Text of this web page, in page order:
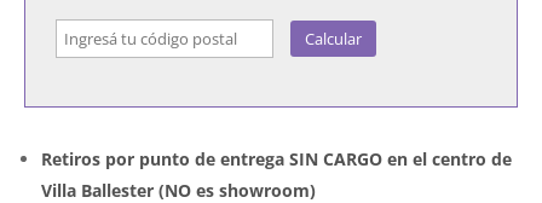
Calcular
Retiros por punto de entrega SIN CARGO en el centro de
Villa Ballester (NO es showroom)